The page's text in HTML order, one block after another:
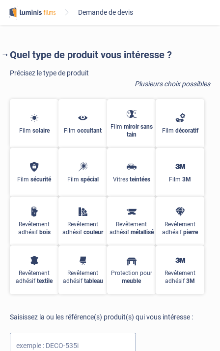
Obtenez un devis de pose Luminis Films en
quelques clics !
Quel type de produit vous intéresse ?
Précisez le type de produit
Plusieurs choix possibles
Film solaire Film occultant
Film miroir sans
tain
Film décoratif
Film sécurité Film spécial Vitres teintées Film 3M
Revêtement
adhésif bois
Revêtement
adhésifcouleur
Revêtement
adhésifmétallisé
Revêtement
adhésifpierre
Revêtement
adhésiftextile
Revêtement
adhésiftableau
Protection pour
meuble
Revêtement
adhésif3M
Saisissez la ou les référence(s) produit(s) qui vous intéresse :